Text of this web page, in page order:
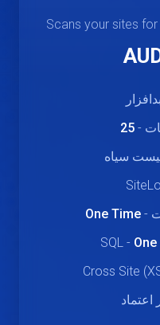
Scans your sites
-
25
سیاه
-
One Time